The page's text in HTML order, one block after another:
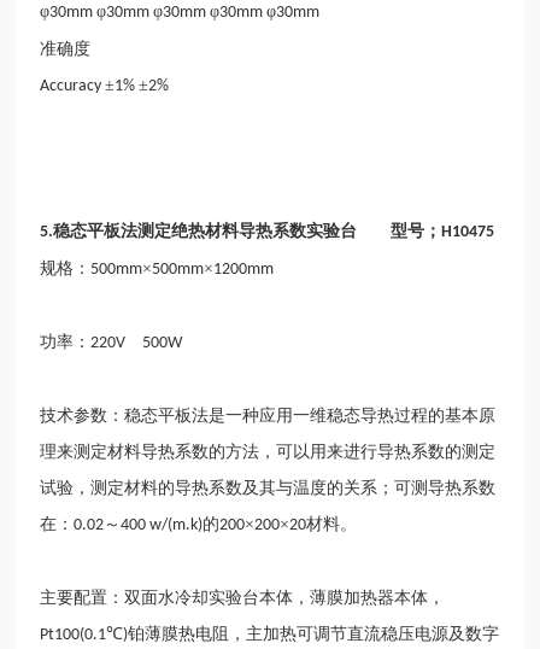
φ30mmφ30mmφ30mmφ30mmφ30mm
准确度
Accuracy±1%±2%
5.稳态平板法测定绝热材料导热系数实验台 型号；H10475
规格： 500mm×500mm×1200mm
功率： 220V 500W
技术参数：稳态平板法是一种应用一维稳态导热过程的基本原
理来测定材料导热系数的方法，可以用来进行导热系数的测定
试验，测定材料的导热系数及其与温度的关系；可测导热系数
在：0.02 ～400 w/(m.k)的200×200×20材料。
主要配置：双面水冷却实验台本体，薄膜加热器本体，
Pt100(0.1℃)铂薄膜热电阻，主加热可调节直流稳压电源及数字